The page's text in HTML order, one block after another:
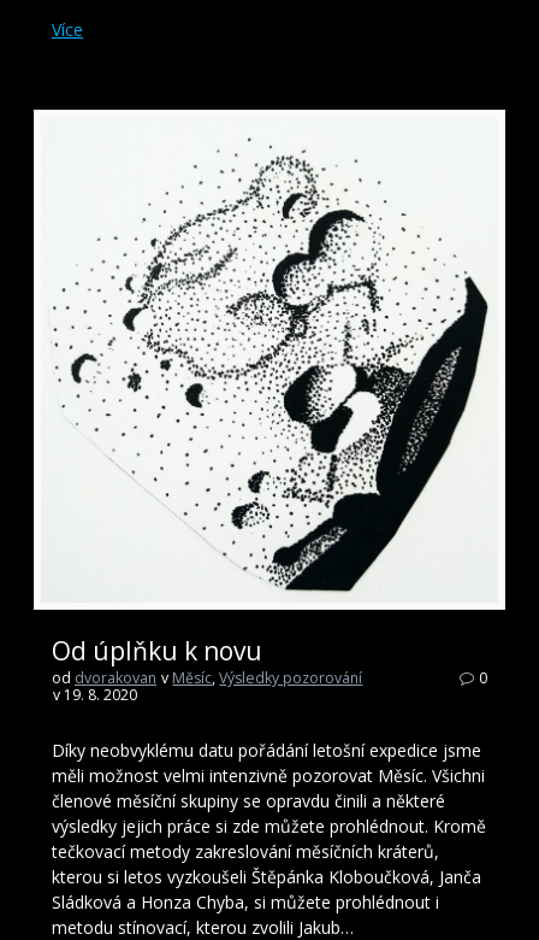
Více
Od úplňku k novu
od dvorakovan v Měsíc,Výsledky pozorování
v 19. 8. 2020
0
Díky neobvyklému datu pořádání letošní expedice jsme
měli možnost velmi intenzivně pozorovat Měsíc. Všichni
členové měsíční skupiny se opravdu činili a některé
výsledky jejich práce si zde můžete prohlédnout. Kromě
tečkovací metody zakreslování měsíčních kráterů,
kterou si letos vyzkoušeli Štěpánka Kloboučková, Janča
Sládková a Honza Chyba, si můžete prohlédnout i
metodu stínovací, kterou zvolili Jakub…